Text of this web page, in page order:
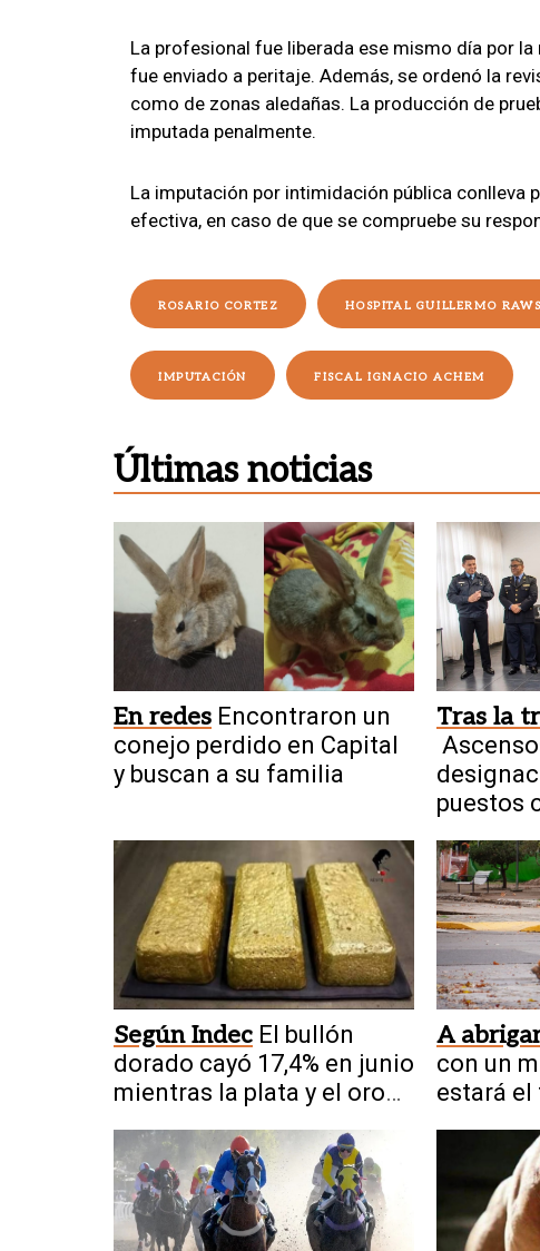
La profesional fue liberada ese mismo día por
fue enviado a peritaje. Además, se ordenó la
como de zonas aledañas. La producción de
imputada penalmente.
La imputación por intimidación pública conlleva
efectiva, en caso de que se compruebe su
ROSARIO CORTEZ HOSPITAL GUILLERMO
IMPUTACIÓN FISCAL IGNACIO ACHEM
Últimas noticias
En redes Encontraron un
conejo perdido en Capital
y buscan a su familia
Tras la
puestos
Según Indec El bullón
dorado cayó 17,4% en junio
mientras la plata y el oro
A
con un
estará el